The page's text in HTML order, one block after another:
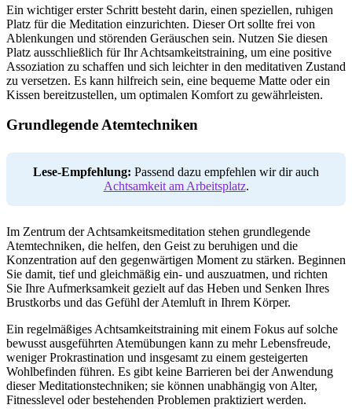
Ein wichtiger erster Schritt besteht darin, einen speziellen, ruhigen
Platz für die Meditation einzurichten. Dieser Ort sollte frei von
Ablenkungen und störenden Geräuschen sein. Nutzen Sie diesen
Platz ausschließlich für Ihr Achtsamkeitstraining, um eine positive
Assoziation zu schaffen und sich leichter in den meditativen Zustand
zu versetzen. Es kann hilfreich sein, eine bequeme Matte oder ein
Kissen bereitzustellen, um optimalen Komfort zu gewährleisten.
Grundlegende Atemtechniken
Lese-Empfehlung: Passend dazu empfehlen wir dir auch
Achtsamkeit am Arbeitsplatz.
Im Zentrum der Achtsamkeitsmeditation stehen grundlegende
Atemtechniken, die helfen, den Geist zu beruhigen und die
Konzentration auf den gegenwärtigen Moment zu stärken. Beginnen
Sie damit, tief und gleichmäßig ein- und auszuatmen, und richten
Sie Ihre Aufmerksamkeit gezielt auf das Heben und Senken Ihres
Brustkorbs und das Gefühl der Atemluft in Ihrem Körper.
Ein regelmäßiges Achtsamkeitstraining mit einem Fokus auf solche
bewusst ausgeführten Atemübungen kann zu mehr Lebensfreude,
weniger Prokrastination und insgesamt zu einem gesteigerten
Wohlbefinden führen. Es gibt keine Barrieren bei der Anwendung
dieser Meditationstechniken; sie können unabhängig von Alter,
Fitnesslevel oder bestehenden Problemen praktiziert werden.